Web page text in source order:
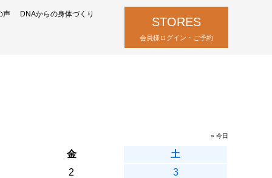
声 DNAからの身体づくり
STORES
会員様ログイン・ご予約
» 今日
金
土
2
3